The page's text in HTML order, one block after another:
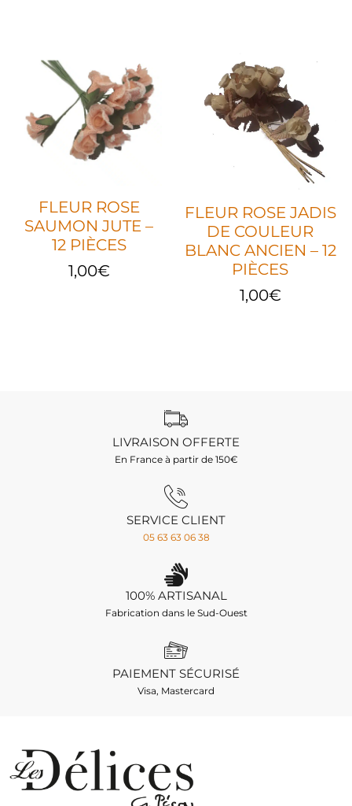
FLEUR ROSE
SAUMON JUTE –
12 PIÈCES
1,00€
FLEUR ROSE JADIS
DE COULEUR
BLANC ANCIEN – 12
PIÈCES
1,00€
LIVRAISON OFFERTE
En France à partir de 150€
SERVICE CLIENT
05 63 63 06 38
100% ARTISANAL
Fabrication dans le Sud-Ouest
PAIEMENT SÉCURISÉ
Visa, Mastercard